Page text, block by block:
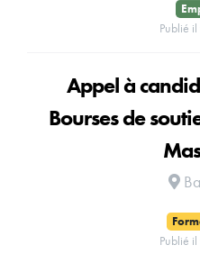
Publié
Appel à
Bourses de
Publié